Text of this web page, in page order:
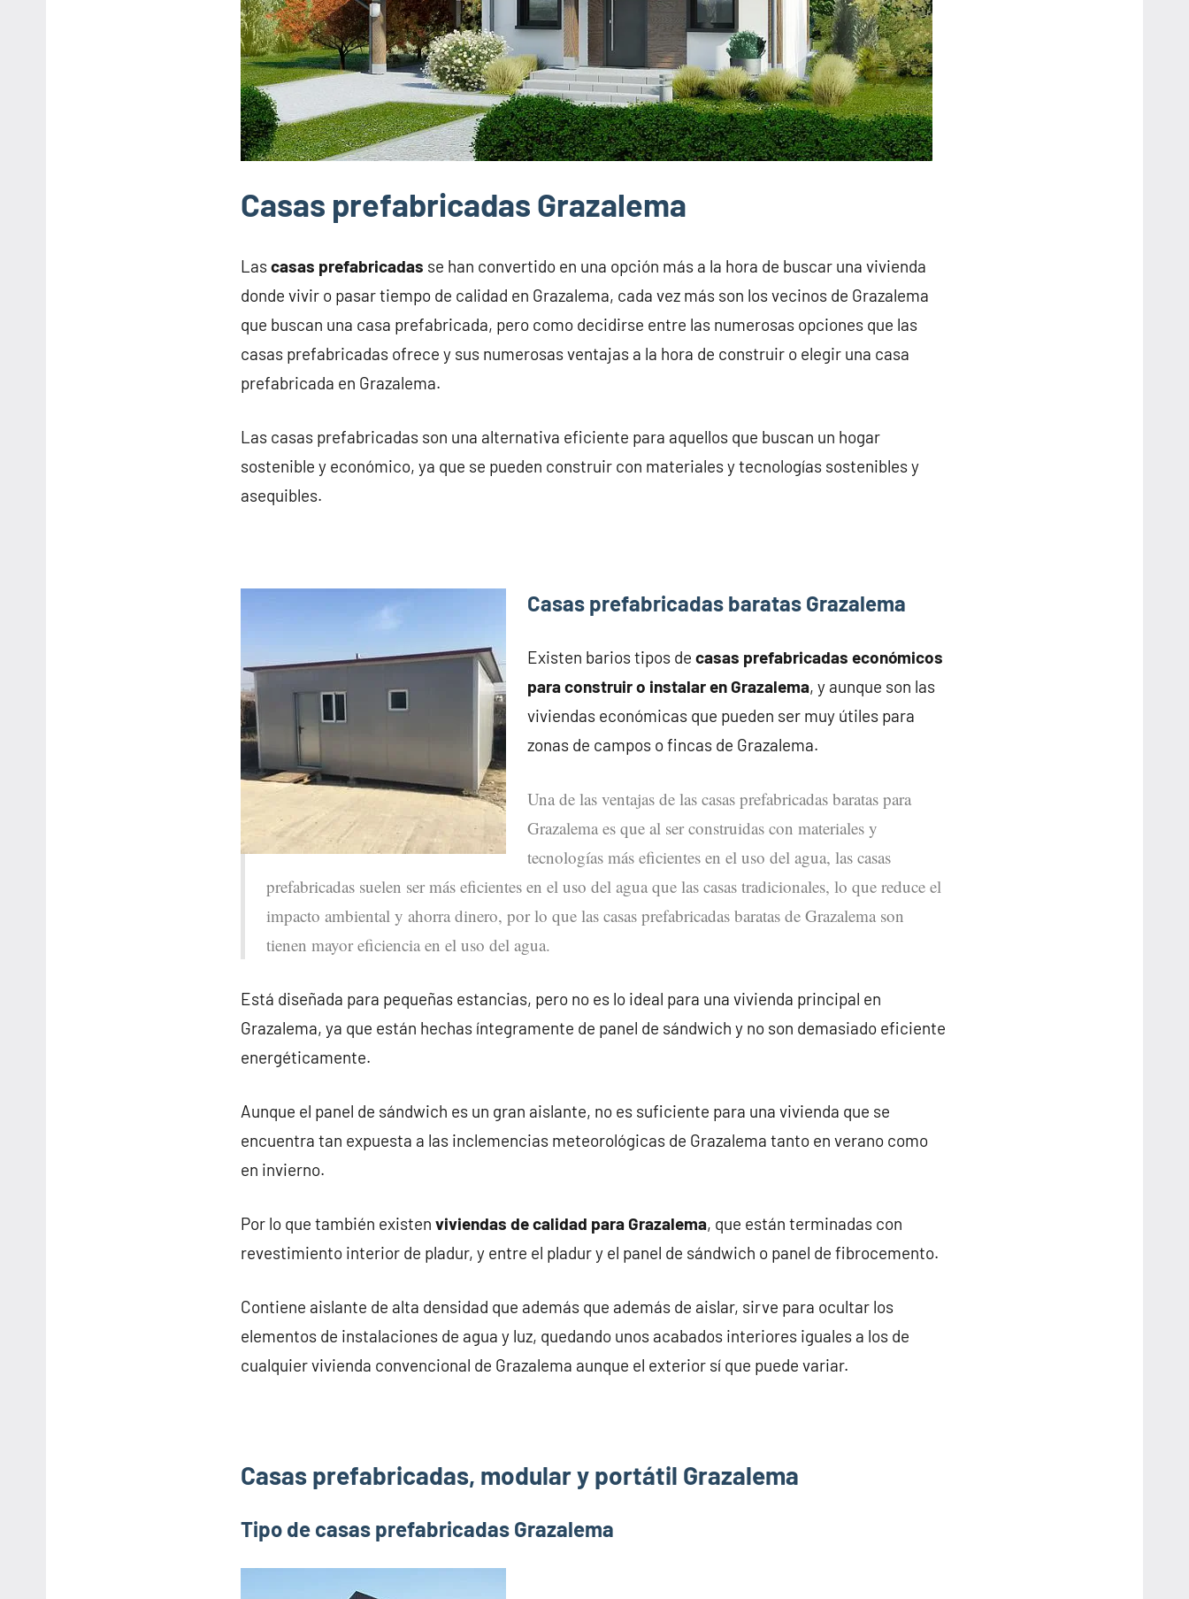
Casas prefabricadas Grazalema
Lascasas prefabricadas se han convertido en una opción más a la hora de buscar una vivienda
donde vivir o pasar tiempo de calidad en Grazalema, cada vez más son los vecinos de Grazalema
que buscan una casa prefabricada, pero como decidirse entre las numerosas opciones que las
casas prefabricadas ofrece y sus numerosas ventajas a la hora de construir o elegir una casa
prefabricada en Grazalema.
Las casas prefabricadas son una alternativa eficiente para aquellos que buscan un hogar
sostenible y económico, ya que se pueden construir con materiales y tecnologías sostenibles y
asequibles.
Casas prefabricadas baratas Grazalema
Existen barios tipos de casas prefabricadas económicos
para construir o instalar en Grazalema, y aunque son las
viviendas económicas que pueden ser muy útiles para
zonas de campos o fincas de Grazalema.
Una de las ventajas de las casas prefabricadas baratas para
Grazalema es que al ser construidas con materiales y
tecnologías más eficientes en el uso del agua, las casas
prefabricadas suelen ser más eficientes en el uso del agua que las casas tradicionales, lo que reduce el
impacto ambiental y ahorra dinero, por lo que las casas prefabricadas baratas de Grazalema son
tienen mayor eficiencia en el uso del agua.
Está diseñada para pequeñas estancias, pero no es lo ideal para una vivienda principal en
Grazalema, ya que están hechas íntegramente de panel de sándwich y no son demasiado eficiente
energéticamente.
Aunque el panel de sándwich es un gran aislante, no es suficiente para una vivienda que se
encuentra tan expuesta a las inclemencias meteorológicas de Grazalema tanto en verano como
en invierno.
Por lo que también existen viviendas de calidad para Grazalema, que están terminadas con
revestimiento interior de pladur, y entre el pladur y el panel de sándwich o panel de fibrocemento.
Contiene aislante de alta densidad que además que además de aislar, sirve para ocultar los
elementos de instalaciones de agua y luz, quedando unos acabados interiores iguales a los de
cualquier vivienda convencional de Grazalema aunque el exterior sí que puede variar.
Casas prefabricadas, modular y portátil Grazalema
Tipo de casas prefabricadas Grazalema